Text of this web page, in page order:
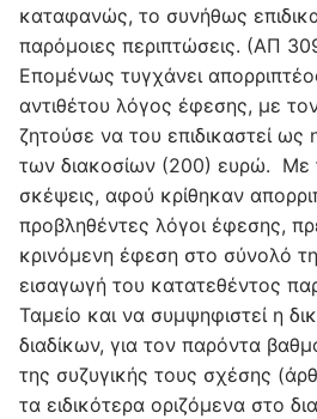
καταφανώς, το συνήθως
παρόμοιες περιπτώσεις. (ΑΠ
Επομένως τυγχάνει
αντιθέτου λόγος έφεσης, με
ζητούσε να του επιδικαστεί ως
των διακοσίων (200) ευρώ. Με
σκέψεις, αφού κρίθηκαν
προβληθέντες λόγοι έφεσης,
κρινόμενη έφεση στο σύνολό
εισαγωγή του κατατεθέντος
Ταμείο και να συμψηφιστεί η
διαδίκων, για τον παρόντα
της συζυγικής τους σχέσης
τα ειδικότερα οριζόμενα στο